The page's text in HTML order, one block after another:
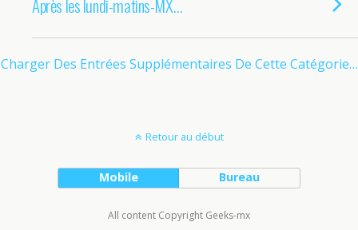
Après les lundi-matins-MX…
Charger Des Entrées Supplémentaires De Cette Catégorie…
Retour au début
Mobile Bureau
All content Copyright Geeks-mx